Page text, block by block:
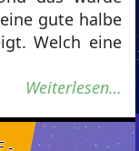
gute halbe
Welch eine
Weiterlesen…
-